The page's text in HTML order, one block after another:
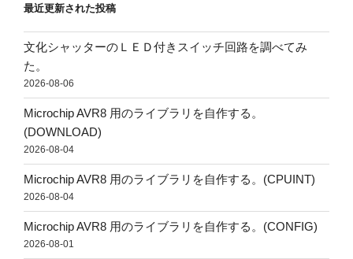
最近更新された投稿
文化シャッターのＬＥＤ付きスイッチ回路を調べてみ
た。
2026-08-06
Microchip AVR8 用のライブラリを自作する。
(DOWNLOAD)
2026-08-04
Microchip AVR8 用のライブラリを自作する。(CPUINT)
2026-08-04
Microchip AVR8 用のライブラリを自作する。(CONFIG)
2026-08-01